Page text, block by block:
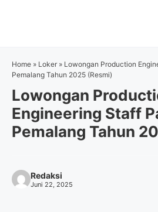
Home » Loker » Lowongan Production
Pemalang Tahun 2025 (Resmi)
Lowongan
Engineering Staff
Pemalang Tahun
Redaksi
Juni 22, 2025